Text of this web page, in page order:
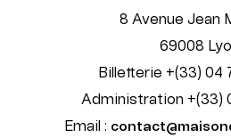
8 Avenue Jean
69008
Billetterie +(33) 04
Administration +(33)
Email :